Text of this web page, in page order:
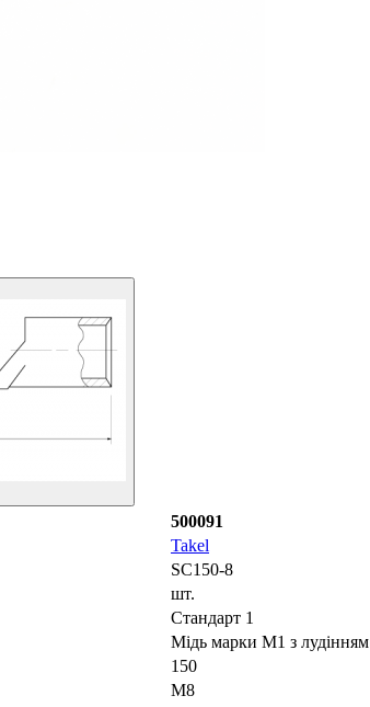
500091
Takel
SC150-8
шт.
Стандарт 1
Мідь марки М1 з лудінням
150
М8